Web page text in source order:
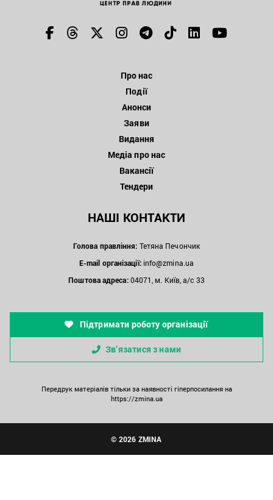
Про нас
Події
Анонси
Заяви
Видання
Медіа про нас
Вакансії
Тендери
НАШІ КОНТАКТИ
Голова правління: Тетяна Печончик
E-mail організації: info@zmina.ua
Поштова адреса:04071, м. Київ, а/с 33
Підтримати роботу організації
Зв’язатися з нами
Передрук матеріалів тільки за наявності гіперпосилання на
https://zmina.ua
© 2026 ZMINA